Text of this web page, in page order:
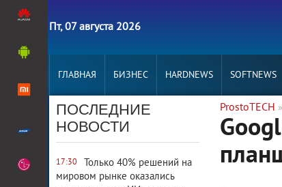
Пт, 07 августа 2026
ГЛАВНАЯ БИЗНЕС HARDNEWS SOFTNEWS
ПОСЛЕДНИЕ
НОВОСТИ
17:30
Только 40% решений на
мировом рынке оказались
ProstoTECH »